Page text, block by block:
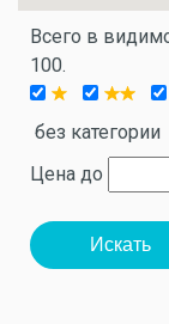
Всего в
100.
без категории
Цена до
Искать